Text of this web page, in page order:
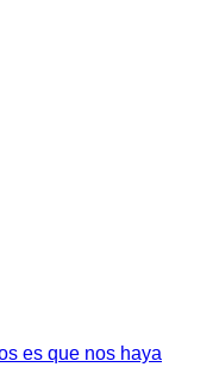
es que nos haya